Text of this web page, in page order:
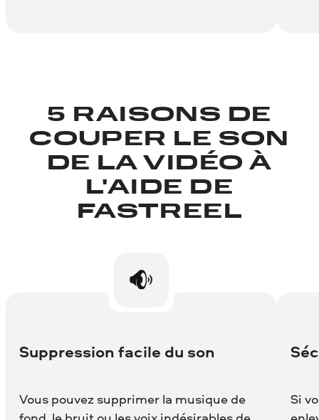
5 RAISONS DE
COUPER LE SON
DE LA VIDÉO À
L'AIDE DE
FASTREEL
Suppression facile du son
Vous pouvez supprimer la musique de
Si